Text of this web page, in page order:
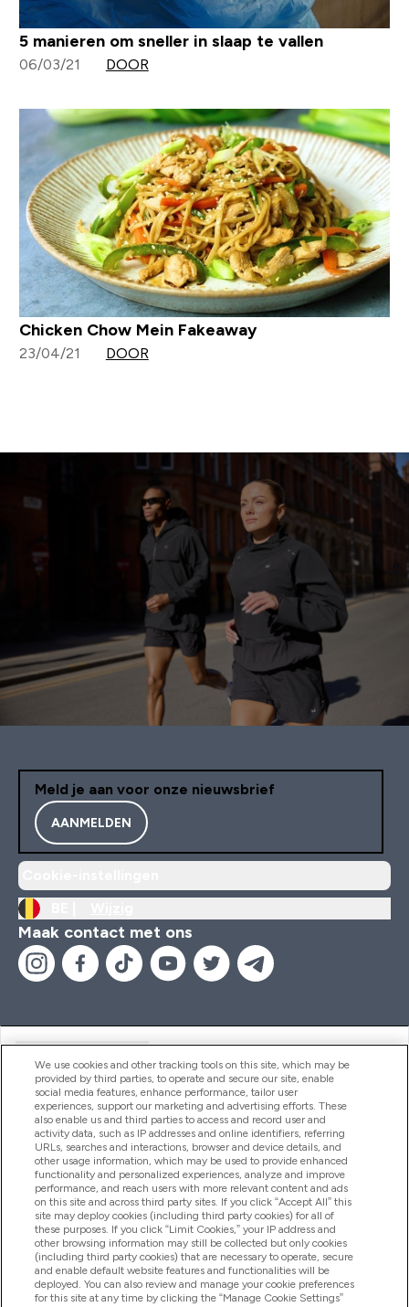
5 manieren om sneller in slaap te vallen
06/03/21 DOOR
Chicken Chow Mein Fakeaway
23/04/21 DOOR
Meld je aan voor onze nieuwsbrief
AANMELDEN
Maak contact met ons
Producten
Company Information
Loyalty & Rewards
2026 The Hut.com Ltd
We use cookies and other tracking tools on this site, which may be
provided by third parties, to operate and secure our site, enable
social media features, enhance performance, tailor user
experiences, support our marketing and advertising efforts. These
also enable us and third parties to access and record user and
activity data, such as IP addresses and online identifiers, referring
URLs, searches and interactions, browser and device details, and
other usage information, which may be used to provide enhanced
functionality and personalized experiences, analyze and improve
performance, and reach users with more relevant content and ads
on this site and across third party sites. If you click “Accept All” this
site may deploy cookies (including third party cookies) for all of
these purposes. If you click “Limit Cookies,” your IP address and
other browsing information may still be collected but only cookies
(including third party cookies) that are necessary to operate, secure
and enable default website features and functionalities will be
deployed. You can also review and manage your cookie preferences
for this site at any time by clicking the “Manage Cookie Settings”